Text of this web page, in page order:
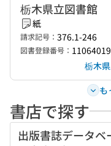
栃木県立図書館
紙
請求記号： 376.1-246
図書登録番号：
栃木
も
書店で探す
出版書誌データベ